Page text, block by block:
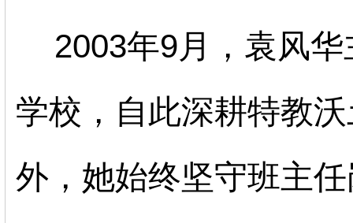
2003年9月，袁风
学校，自此深耕特教
外，她始终坚守班主